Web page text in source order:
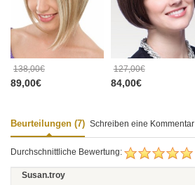
138,00€
89,00€
127,00€
84,00€
Beurteilungen (7) Schreiben eine Kommentar
Durchschnittliche Bewertung:
Susan.troy